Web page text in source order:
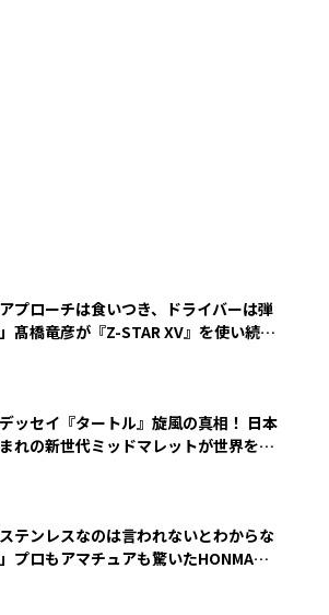
アプローチは食いつき、ドライバーは弾
髙橋竜彦が『Z-STAR XV』を使い続け
ッセイ『タートル』旋風の真相！ 日本
れの新世代ミッドマレットが世界を席
ステンレスなのは言われないとわからな
プロもアマチュアも驚いたHONMA